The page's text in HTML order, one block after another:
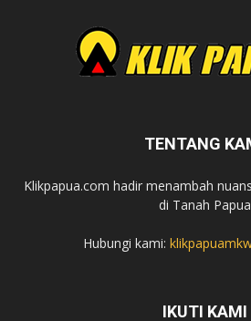
TENTANG
Klikpapua.com hadir menambah
di Tanah Papua
Hubungi kami:
IKUTI KAMI